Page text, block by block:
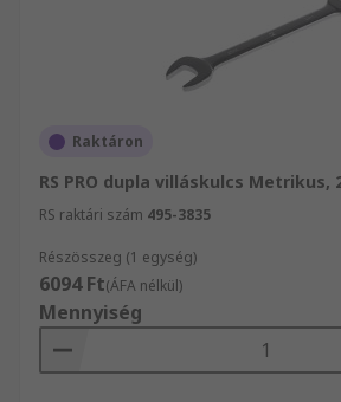
Raktáron
RS PRO dupla villáskulcs Metrikus,
RS raktári szám 495-3835
Részösszeg (1 egység)
6094 Ft(ÁFA nélkül)
Mennyiség